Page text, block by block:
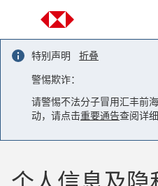
特别声明 折叠
警惕欺诈：
请警惕不法分子冒用汇丰前
动，请点击重要通告查阅详细